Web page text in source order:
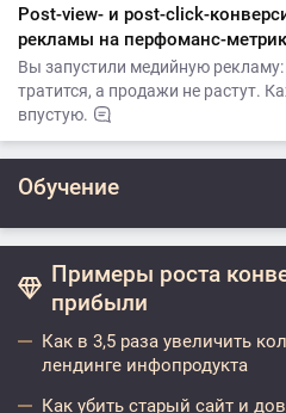
Post-view- и post-click-
рекламы на перфоманс-
Вы запустили медийную
тратится, а продажи не растут.
впустую.
Обучение
Примеры роста
прибыли
Как в 3,5 раза увеличить
лендинге инфопродукта
Как убить старый сайт и